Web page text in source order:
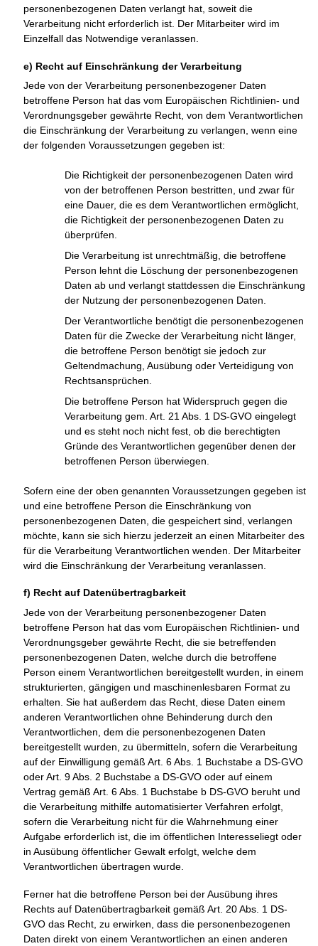
personenbezogenen Daten verlangt hat, soweit die
Verarbeitung nicht erforderlich ist. Der Mitarbeiter wird im
Einzelfall das Notwendige veranlassen.
e) Recht auf Einschränkung der Verarbeitung
Jede von der Verarbeitung personenbezogener Daten
betroffene Person hat das vom Europäischen Richtlinien- und
Verordnungsgeber gewährte Recht, von dem Verantwortlichen
die Einschränkung der Verarbeitung zu verlangen, wenn eine
der folgenden Voraussetzungen gegeben ist:
Die Richtigkeit der personenbezogenen Daten wird
von der betroffenen Person bestritten, und zwar für
eine Dauer, die es dem Verantwortlichen ermöglicht,
die Richtigkeit der personenbezogenen Daten zu
überprüfen.
Die Verarbeitung ist unrechtmäßig, die betroffene
Person lehnt die Löschung der personenbezogenen
Daten ab und verlangt stattdessen die Einschränkung
der Nutzung der personenbezogenen Daten.
Der Verantwortliche benötigt die personenbezogenen
Daten für die Zwecke der Verarbeitung nicht länger,
die betroffene Person benötigt sie jedoch zur
Geltendmachung, Ausübung oder Verteidigung von
Rechtsansprüchen.
Die betroffene Person hat Widerspruch gegen die
Verarbeitung gem. Art. 21 Abs. 1 DS-GVO eingelegt
und es steht noch nicht fest, ob die berechtigten
Gründe des Verantwortlichen gegenüber denen der
betroffenen Person überwiegen.
Sofern eine der oben genannten Voraussetzungen gegeben ist
und eine betroffene Person die Einschränkung von
personenbezogenen Daten, die gespeichert sind, verlangen
möchte, kann sie sich hierzu jederzeit an einen Mitarbeiter des
für die Verarbeitung Verantwortlichen wenden. Der Mitarbeiter
wird die Einschränkung der Verarbeitung veranlassen.
f) Recht auf Datenübertragbarkeit
Jede von der Verarbeitung personenbezogener Daten
betroffene Person hat das vom Europäischen Richtlinien- und
Verordnungsgeber gewährte Recht, die sie betreffenden
personenbezogenen Daten, welche durch die betroffene
Person einem Verantwortlichen bereitgestellt wurden, in einem
strukturierten, gängigen und maschinenlesbaren Format zu
erhalten. Sie hat außerdem das Recht, diese Daten einem
anderen Verantwortlichen ohne Behinderung durch den
Verantwortlichen, dem die personenbezogenen Daten
bereitgestellt wurden, zu übermitteln, sofern die Verarbeitung
auf der Einwilligung gemäß Art. 6 Abs. 1 Buchstabe a DS-GVO
oder Art. 9 Abs. 2 Buchstabe a DS-GVO oder auf einem
Vertrag gemäß Art. 6 Abs. 1 Buchstabe b DS-GVO beruht und
die Verarbeitung mithilfe automatisierter Verfahren erfolgt,
sofern die Verarbeitung nicht für die Wahrnehmung einer
Aufgabe erforderlich ist, die im öffentlichen Interesseliegt oder
in Ausübung öffentlicher Gewalt erfolgt, welche dem
Verantwortlichen übertragen wurde.
Ferner hat die betroffene Person bei der Ausübung ihres
Rechts auf Datenübertragbarkeit gemäß Art. 20 Abs. 1 DS-
GVO das Recht, zu erwirken, dass die personenbezogenen
Daten direkt von einem Verantwortlichen an einen anderen